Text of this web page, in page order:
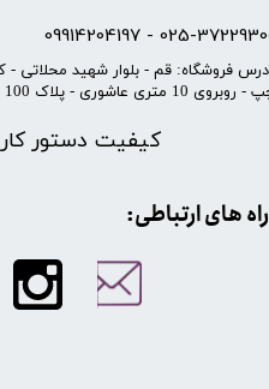
025-37229300 -
کیفیت دستور
10 متری عاشوری - پلاک 100 (پوشاک گلپوش)
​​راه های ارتباطی: